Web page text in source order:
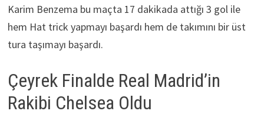
Karim Benzema bu maçta 17 dakikada attığı 3 gol ile
hem Hat trick yapmayı başardı hem de takımını bir üst
tura taşımayı başardı.
Çeyrek Finalde Real Madrid’in
Rakibi Chelsea Oldu